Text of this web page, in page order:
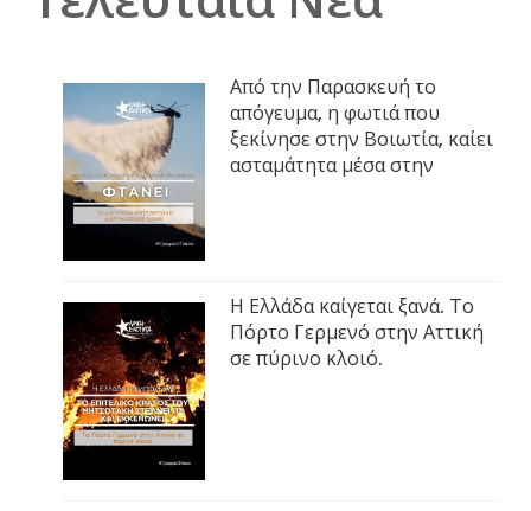
Από την Παρασκευή το
απόγευμα, η φωτιά που
ξεκίνησε στην Βοιωτία, καίει
ασταμάτητα μέσα στην
Η Ελλάδα καίγεται ξανά. Το
Πόρτο Γερμενό στην Αττική
σε πύρινο κλοιό.